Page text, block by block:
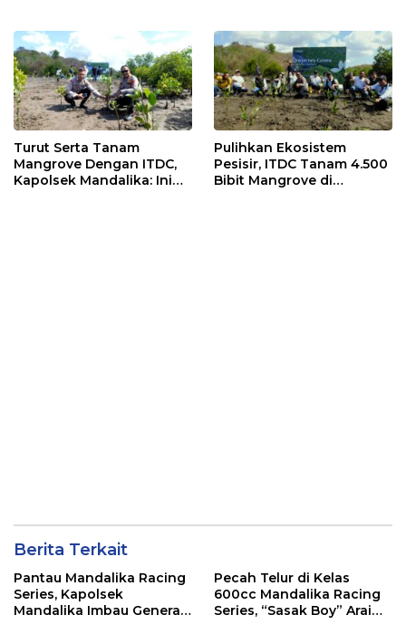
Turut Serta Tanam
Mangrove Dengan ITDC,
Kapolsek Mandalika: Ini
Pulihkan Ekosistem
Pesisir, ITDC Tanam 4.500
Bibit Mangrove di
Berita Terkait
Pantau Mandalika Racing
Series, Kapolsek
Mandalika Imbau Generasi
Pecah Telur di Kelas
600cc Mandalika Racing
Series, “Sasak Boy” Arai